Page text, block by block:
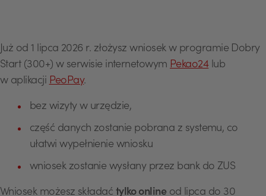
Już od 1 lipca 2026 r. złożysz wniosek w programie Dobry
Start (300+) w serwisie internetowym Pekao24lub
w aplikacji PeoPay.
bez wizyty w urzędzie,
część danych zostanie pobrana z systemu, co
ułatwi wypełnienie wniosku
wniosek zostanie wysłany przez bank do ZUS
Wniosek możesz składać tylko onlineod lipca do 30